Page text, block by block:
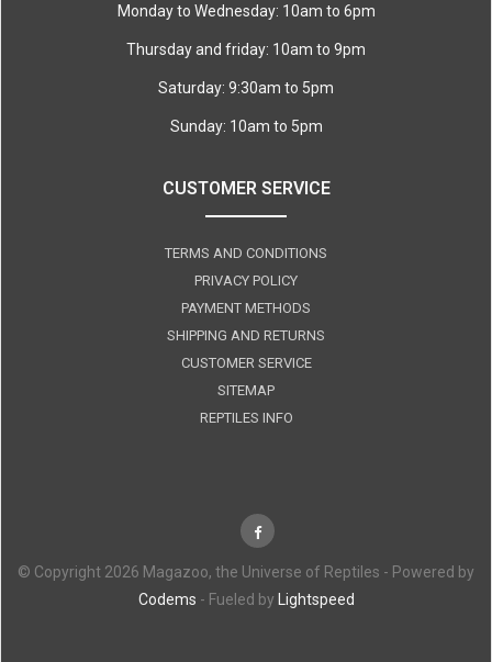
Monday to Wednesday: 10am to 6pm
Thursday and friday: 10am to 9pm
Saturday: 9:30am to 5pm
Sunday: 10am to 5pm
CUSTOMER SERVICE
TERMS AND CONDITIONS
PRIVACY POLICY
PAYMENT METHODS
SHIPPING AND RETURNS
CUSTOMER SERVICE
SITEMAP
REPTILES INFO
© Copyright 2026 Magazoo, the Universe of Reptiles - Powered by
Codems - Fueled by Lightspeed